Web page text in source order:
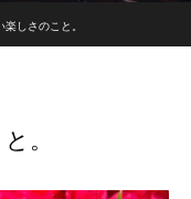
しさのこと。
。